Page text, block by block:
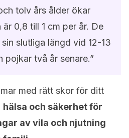
tolv års ålder ökar
0,8 till 1 cm per år. De
slutliga längd vid 12-13
pojkar två år senare.”
med rätt skor för ditt
hälsa och säkerhet för
av vila och njutning